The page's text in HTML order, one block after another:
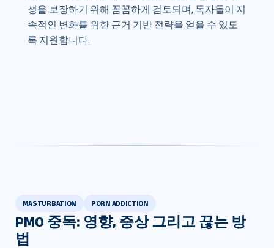
성을 보장하기 위해 꼼꼼하게 검토되며, 독자들이 지
속적인 변화를 위한 근거 기반 전략을 얻을 수 있도
록 지원합니다.
MASTURBATION PORN ADDICTION
PMO 중독: 영향, 증상 그리고 끊는 방
법